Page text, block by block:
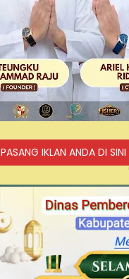
PASANG IKLAN ANDA DI